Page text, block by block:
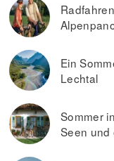
Ein
Lechtal
Sommer
Seen und